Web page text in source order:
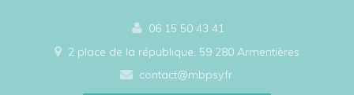
06 15 50 43 41
2 place de la république, 59 280 Armentières
contact@mbpsy.fr